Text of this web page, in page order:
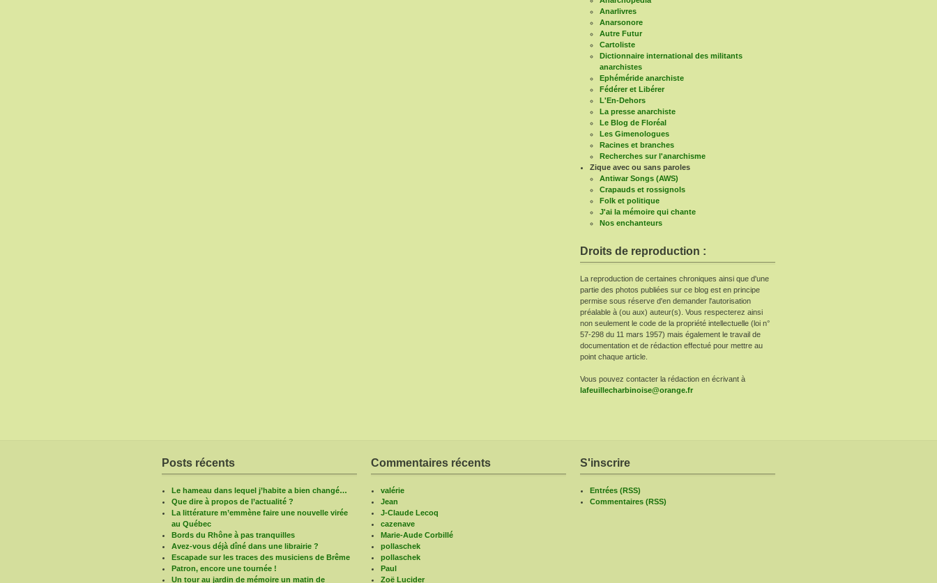
Anarlivres
Anarsonore
Autre Futur
Cartoliste
Dictionnaire international des militants
anarchistes
Ephéméride anarchiste
Fédérer et Libérer
L'En-Dehors
La presse anarchiste
Le Blog de Floréal
Les Gimenologues
Racines et branches
Recherches sur l'anarchisme
Zique avec ou sans paroles
Antiwar Songs (AWS)
Crapauds et rossignols
Folk et politique
J'ai la mémoire qui chante
Nos enchanteurs
Droits de reproduction :
La reproduction de certaines chroniques ainsi que d'une
partie des photos publiées sur ce blog est en principe
permise sous réserve d'en demander l'autorisation
préalable à (ou aux) auteur(s). Vous respecterez ainsi
non seulement le code de la propriété intellectuelle (loi n°
57-298 du 11 mars 1957) mais également le travail de
documentation et de rédaction effectué pour mettre au
point chaque article.
Vous pouvez contacter la rédaction en écrivant à
lafeuillecharbinoise@orange.fr
Posts récents
Le hameau dans lequel j’habite a bien changé…
Que dire à propos de l’actualité ?
La littérature m’emmène faire une nouvelle virée
au Québec
Bords du Rhône à pas tranquilles
Avez-vous déjà dîné dans une librairie ?
Escapade sur les traces des musiciens de Brême
Patron, encore une tournée !
Un tour au jardin de mémoire un matin de
Commentaires récents
valérie
Jean
J-Claude Lecoq
cazenave
Marie-Aude Corbillé
pollaschek
pollaschek
Paul
Zoë Lucider
S'inscrire
Entrées (RSS)
Commentaires (RSS)